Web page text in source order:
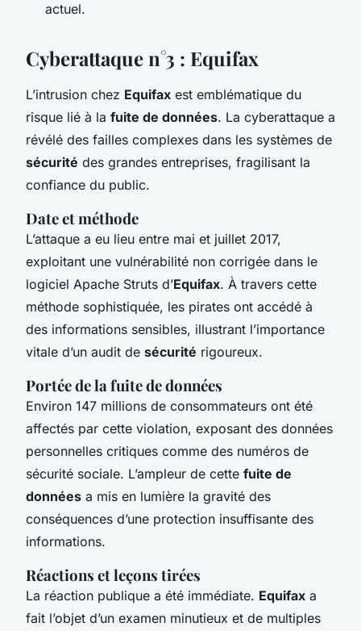
actuel.
Cyberattaque n°3 : Equifax
L’intrusion chez Equifax est emblématique du
risque lié à la fuite de données. La cyberattaque a
révélé des failles complexes dans les systèmes de
sécurité des grandes entreprises, fragilisant la
confiance du public.
Date et méthode
L’attaque a eu lieu entre mai et juillet 2017,
exploitant une vulnérabilité non corrigée dans le
logiciel Apache Struts d’Equifax. À travers cette
méthode sophistiquée, les pirates ont accédé à
des informations sensibles, illustrant l’importance
vitale d’un audit de sécurité rigoureux.
Portée de la fuite de données
Environ 147 millions de consommateurs ont été
affectés par cette violation, exposant des données
personnelles critiques comme des numéros de
sécurité sociale. L’ampleur de cette fuite de
données a mis en lumière la gravité des
conséquences d’une protection insuffisante des
informations.
Réactions et leçons tirées
La réaction publique a été immédiate. Equifax a
fait l’objet d’un examen minutieux et de multiples